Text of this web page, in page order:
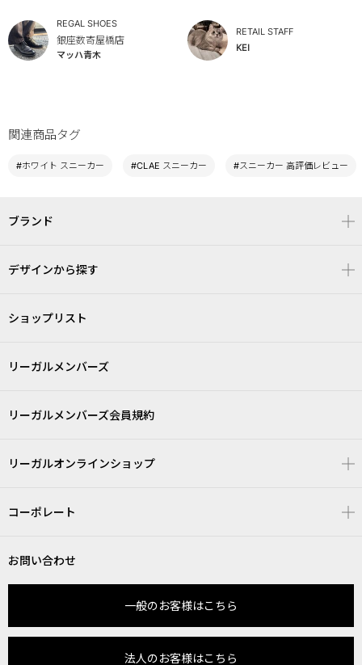
REGAL SHOES
銀座数寄屋橋店
マッハ青木
RETAIL STAFF
KEI
関連商品タグ
#ホワイト スニーカー #CLAE スニーカー #スニーカー 高評価レビュー
ブランド
デザインから探す
ショップリスト
リーガルメンバーズ
リーガルメンバーズ会員規約
リーガルオンラインショップ
コーポレート
お問い合わせ
一般のお客様はこちら
法人のお客様はこちら